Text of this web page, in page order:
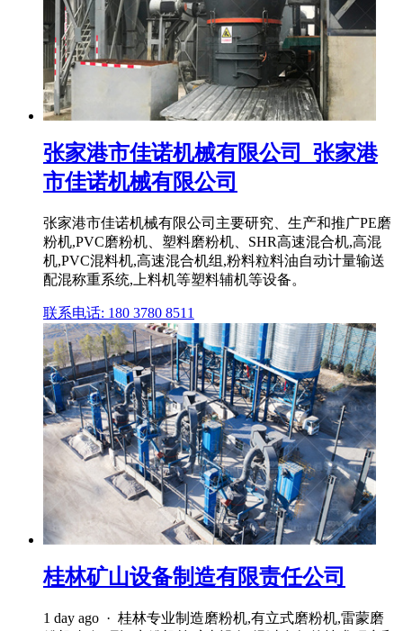
张家港市佳诺机械有限公司_张家港
市佳诺机械有限公司
张家港市佳诺机械有限公司主要研究、生产和推广PE磨
粉机,PVC磨粉机、塑料磨粉机、SHR高速混合机,高混
机,PVC混料机,高速混合机组,粉料粒料油自动计量输送
配混称重系统,上料机等塑料辅机等设备。
联系电话: 180 3780 8511
桂林矿山设备制造有限责任公司
1 day ago · 桂林专业制造磨粉机,有立式磨粉机,雷蒙磨